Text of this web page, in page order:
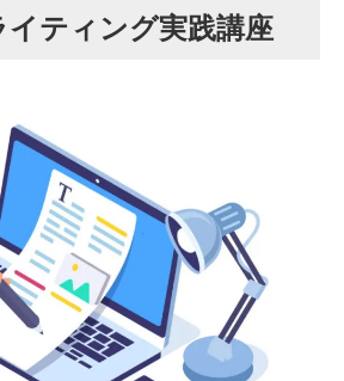
イティング実践講座